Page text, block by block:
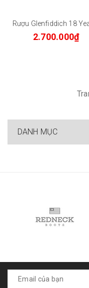
2.700.000₫
DANH MỤC